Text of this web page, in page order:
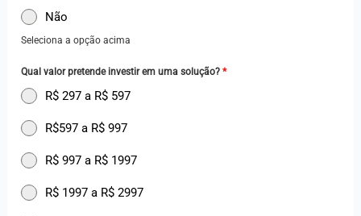
Não
Seleciona a opção acima
Qual valor pretende investir em uma solução?*
R$ 297 a R$ 597
R$597 a R$ 997
R$ 997 a R$ 1997
R$ 1997 a R$ 2997